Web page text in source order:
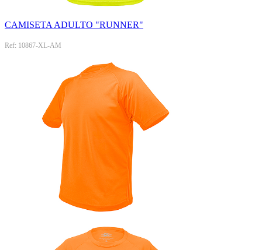
CAMISETA ADULTO "RUNNER"
Ref: 10867-XL-AM